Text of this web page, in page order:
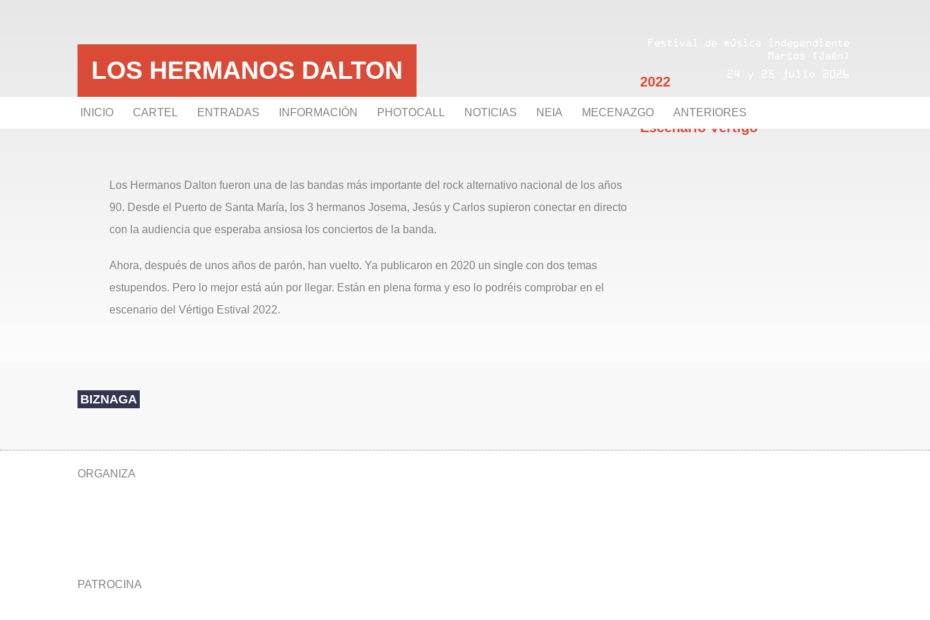
INICIO CARTEL ENTRADAS INFORMACIÓN PHOTOCALL NOTICIAS NEIA MECENAZGO ANTERIORES
LOS HERMANOS DALTON 2022
Escenario Vértigo
Los Hermanos Dalton fueron una de las bandas más importante del rock alternativo nacional de los años
90. Desde el Puerto de Santa María, los 3 hermanos Josema, Jesús y Carlos supieron conectar en directo
con la audiencia que esperaba ansiosa los conciertos de la banda.
Ahora, después de unos años de parón, han vuelto. Ya publicaron en 2020 un single con dos temas
estupendos. Pero lo mejor está aún por llegar. Están en plena forma y eso lo podréis comprobar en el
escenario del Vértigo Estival 2022.
BIZNAGA
ORGANIZA
PATROCINA